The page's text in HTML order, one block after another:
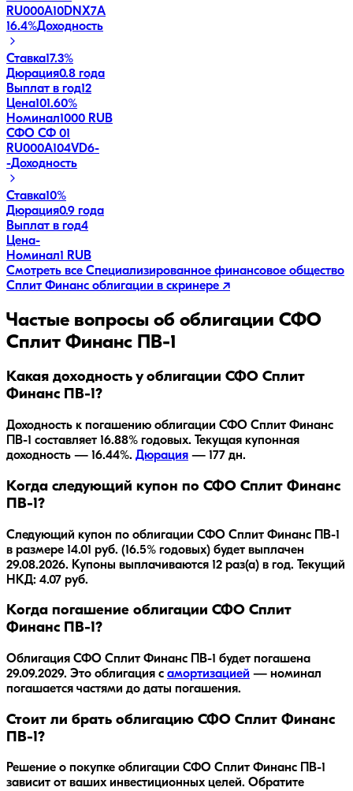
RU000A10DNX7A
16.4%Доходность
Ставка17.3%
Дюрация0.8 года
Выплат в год12
Цена101.60%
Номинал1000 RUB
СФО СФ 01
RU000A104VD6-
-Доходность
Ставка10%
Дюрация0.9 года
Выплат в год4
Цена-
Номинал1 RUB
Смотреть все Специализированное финансовое общество
Сплит Финанс облигации в скринере ↗
Частые вопросы об облигации СФО
Сплит Финанс ПВ-1
Какая доходность у облигации СФО Сплит
Финанс ПВ-1?
Доходность к погашению облигации СФО Сплит Финанс
ПВ-1 составляет 16.88% годовых. Текущая купонная
доходность — 16.44%. Дюрация — 177 дн.
Когда следующий купон по СФО Сплит Финанс
ПВ-1?
Следующий купон по облигации СФО Сплит Финанс ПВ-1
в размере 14.01 руб. (16.5% годовых) будет выплачен
29.08.2026. Купоны выплачиваются 12 раз(а) в год. Текущий
НКД: 4.07 руб.
Когда погашение облигации СФО Сплит
Финанс ПВ-1?
Облигация СФО Сплит Финанс ПВ-1 будет погашена
29.09.2029. Это облигация с амортизацией — номинал
погашается частями до даты погашения.
Стоит ли брать облигацию СФО Сплит Финанс
ПВ-1?
Решение о покупке облигации СФО Сплит Финанс ПВ-1
зависит от ваших инвестиционных целей. Обратите